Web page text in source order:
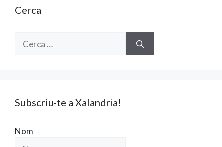
Cerca
Subscriu-te a Xalandria!
Nom